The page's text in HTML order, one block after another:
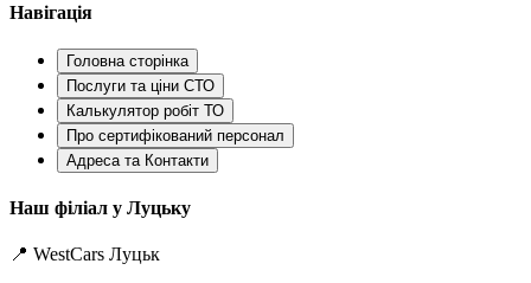
Навігація
Головна сторінка
Послуги та ціни СТО
Калькулятор робіт ТО
Про сертифікований персонал
Адреса та Контакти
Наш філіал у Луцьку
📍 WestCars Луцьк